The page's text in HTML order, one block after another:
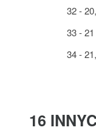
32 -
33 -
34 -
16